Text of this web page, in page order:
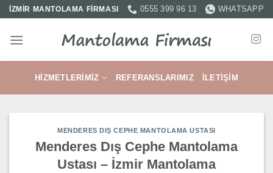
İçeriğe
İZMİR MANTOLAMA FİRMASI 0555 399 96 13 WHATSAPP
HIZMETLERIMIZ REFERANSLARIMIZ İLETIŞIM
MENDERES DIŞ CEPHE MANTOLAMA USTASI
Menderes Dış Cephe Mantolama
Ustası – İzmir Mantolama